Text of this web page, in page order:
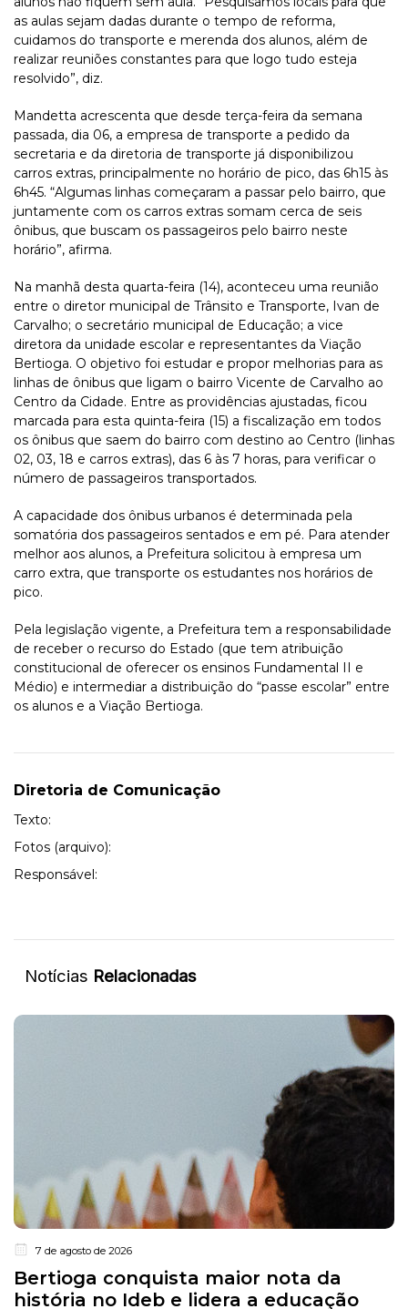
as aulas sejam dadas durante o tempo de reforma,
cuidamos do transporte e merenda dos alunos, além de
realizar reuniões constantes para que logo tudo esteja
resolvido”, diz.
Mandetta acrescenta que desde terça-feira da semana
passada, dia 06, a empresa de transporte a pedido da
secretaria e da diretoria de transporte já disponibilizou
carros extras, principalmente no horário de pico, das 6h15 às
6h45. “Algumas linhas começaram a passar pelo bairro, que
juntamente com os carros extras somam cerca de seis
ônibus, que buscam os passageiros pelo bairro neste
horário”, afirma.
Na manhã desta quarta-feira (14), aconteceu uma reunião
entre o diretor municipal de Trânsito e Transporte, Ivan de
Carvalho; o secretário municipal de Educação; a vice
diretora da unidade escolar e representantes da Viação
Bertioga. O objetivo foi estudar e propor melhorias para as
linhas de ônibus que ligam o bairro Vicente de Carvalho ao
Centro da Cidade. Entre as providências ajustadas, ficou
marcada para esta quinta-feira (15) a fiscalização em todos
os ônibus que saem do bairro com destino ao Centro (linhas
02, 03, 18 e carros extras), das 6 às 7 horas, para verificar o
número de passageiros transportados.
A capacidade dos ônibus urbanos é determinada pela
somatória dos passageiros sentados e em pé. Para atender
melhor aos alunos, a Prefeitura solicitou à empresa um
carro extra, que transporte os estudantes nos horários de
pico.
Pela legislação vigente, a Prefeitura tem a responsabilidade
de receber o recurso do Estado (que tem atribuição
constitucional de oferecer os ensinos Fundamental II e
Médio) e intermediar a distribuição do “passe escolar” entre
os alunos e a Viação Bertioga.
Diretoria de Comunicação
Texto:
Fotos (arquivo):
Responsável:
Notícias Relacionadas
7 de agosto de 2026
Bertioga conquista maior nota da
história no Ideb e lidera a educação